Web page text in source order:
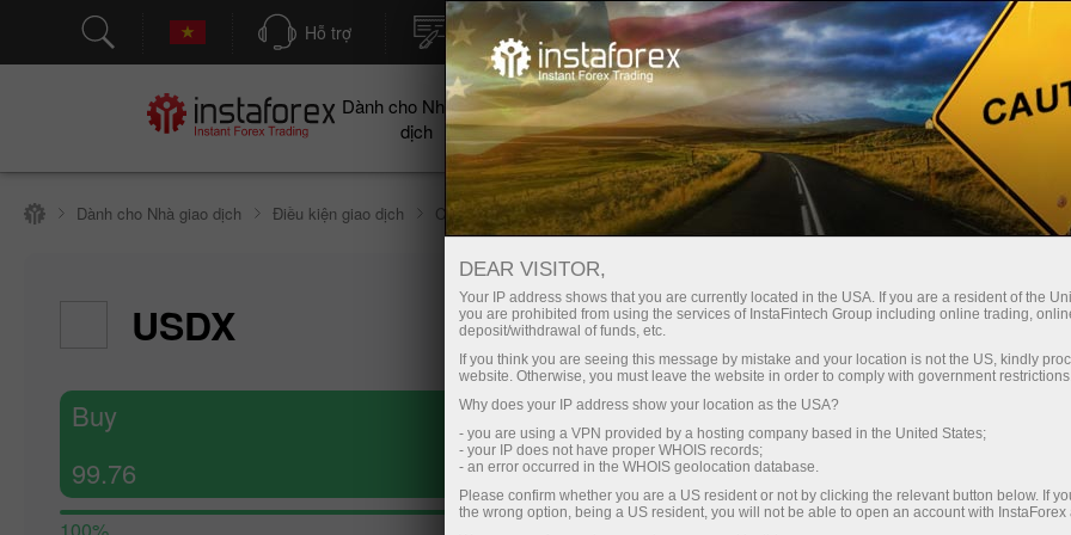
Hỗ trợ Mở tài khoản ngay lập tức Tải nền tảng giao dịch Metatrader
Dành cho Nhà giao
dịch
Cho người mới bắt
đầu
Dành cho nhà đầu
tư
Dành cho đối tác Các
Dành cho Nhà giao dịch Điều kiện giao dịch Công cụ giao dịch #USDX
USDX 99.76 (%)
06 Aug 2026 04:38
Buy
99.76
DEAR VISITOR,
Your IP address shows that you are currently located in the USA. If you are a resident of the
you are prohibited from using the services of InstaFintech Group including online trading,
deposit/withdrawal of funds, etc.
If you think you are seeing this message by mistake and your location is not the US, kindly
website. Otherwise, you must leave the website in order to comply with government
Why does your IP address show your location as the USA?
- you are using a VPN provided by a hosting company based in the United States;
- your IP does not have proper WHOIS records;
- an error occurred in the WHOIS geolocation database.
Please confirm whether you are a US resident or not by clicking the relevant button below. If
the wrong option, being a US resident, you will not be able to open an account with InstaForex